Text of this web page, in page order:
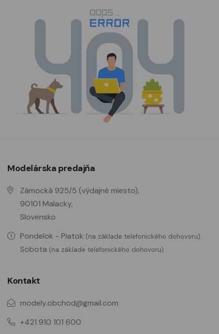
Modelárska predajňa
Zámocká 925/5 (výdajné miesto),
90101 Malacky,
Slovensko
Pondelok - Piatok (na základe telefonického dohovoru)
Sobota (na základe telefonického dohovoru)
Kontakt
modely.obchod@gmail.com
+421 910 101 600